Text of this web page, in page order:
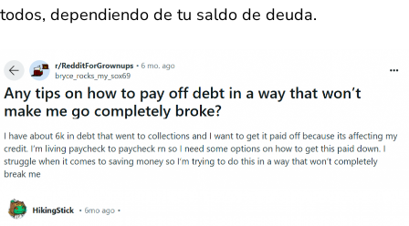
todos, dependiendo de tu saldo de deuda.